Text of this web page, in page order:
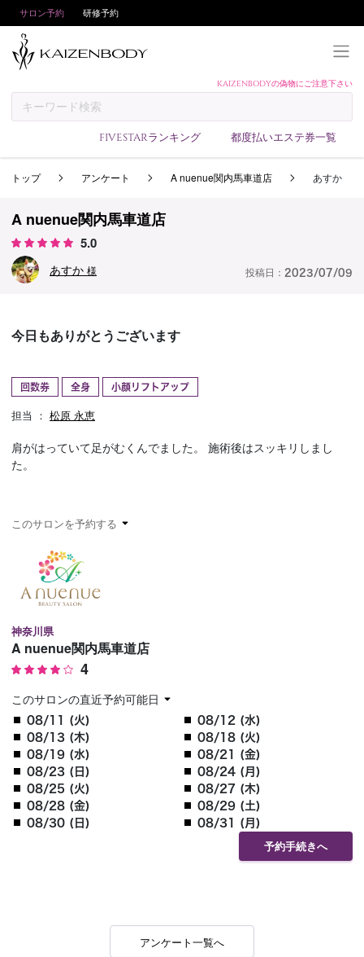
サロン予約 研修予約
KAIZENBODYの偽物にご注意下さい
FIVESTARランキング 都度払いエステ券一覧
予約方法
サロンランキング
技術者ランキング
予約確認
トップ アンケート A nuenue関内馬車道店 あすか
A nuenue関内馬車道店
5.0
あすか 様 投稿日： 2023/07/09
今日もありがとうございます
回数券 全身 小顔リフトアップ
担当 ： 松原 永恵
肩がはっていて足がむくんでました。 施術後はスッキリしまし
た。
このサロンを予約する
神奈川県
A nuenue関内馬車道店
4
このサロンの直近予約可能日
08/11 (火)
08/12 (水)
08/13 (木)
08/18 (火)
08/19 (水)
08/21 (金)
08/23 (日)
08/24 (月)
08/25 (火)
08/27 (木)
08/28 (金)
08/29 (土)
08/30 (日)
08/31 (月)
予約手続きへ
アンケート一覧へ